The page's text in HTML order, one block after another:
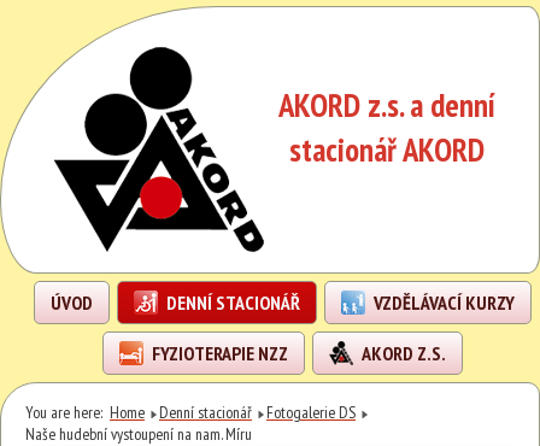
AKORD z.s. a denní
stacionář AKORD
ÚVOD DENNÍ STACIONÁŘ VZDĚLÁVACÍ KURZY
FYZIOTERAPIE NZZ AKORD Z.S.
You are here: Home Denní stacionář
Fotogalerie DS
Naše hudební vystoupení na nam. Míru